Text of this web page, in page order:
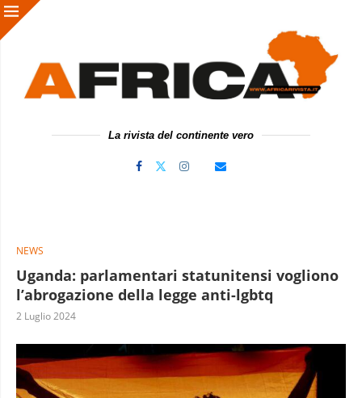
La rivista del continente vero
NEWS
Uganda: parlamentari statunitensi vogliono
l’abrogazione della legge anti-lgbtq
2 Luglio 2024